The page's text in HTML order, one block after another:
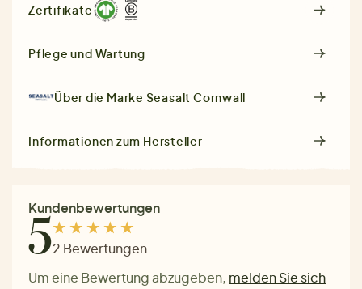
Zertifikate
Pflege und Wartung
Über die Marke Seasalt Cornwall
Informationen zum Hersteller
Kundenbewertungen
52 Bewertungen
Um eine Bewertung abzugeben, melden Sie sich